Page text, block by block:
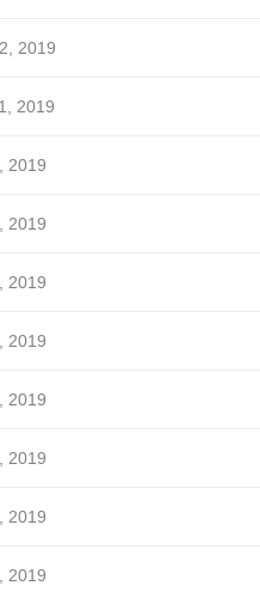
2019
2019
2019
2019
2019
2019
2019
2019
2019
2019